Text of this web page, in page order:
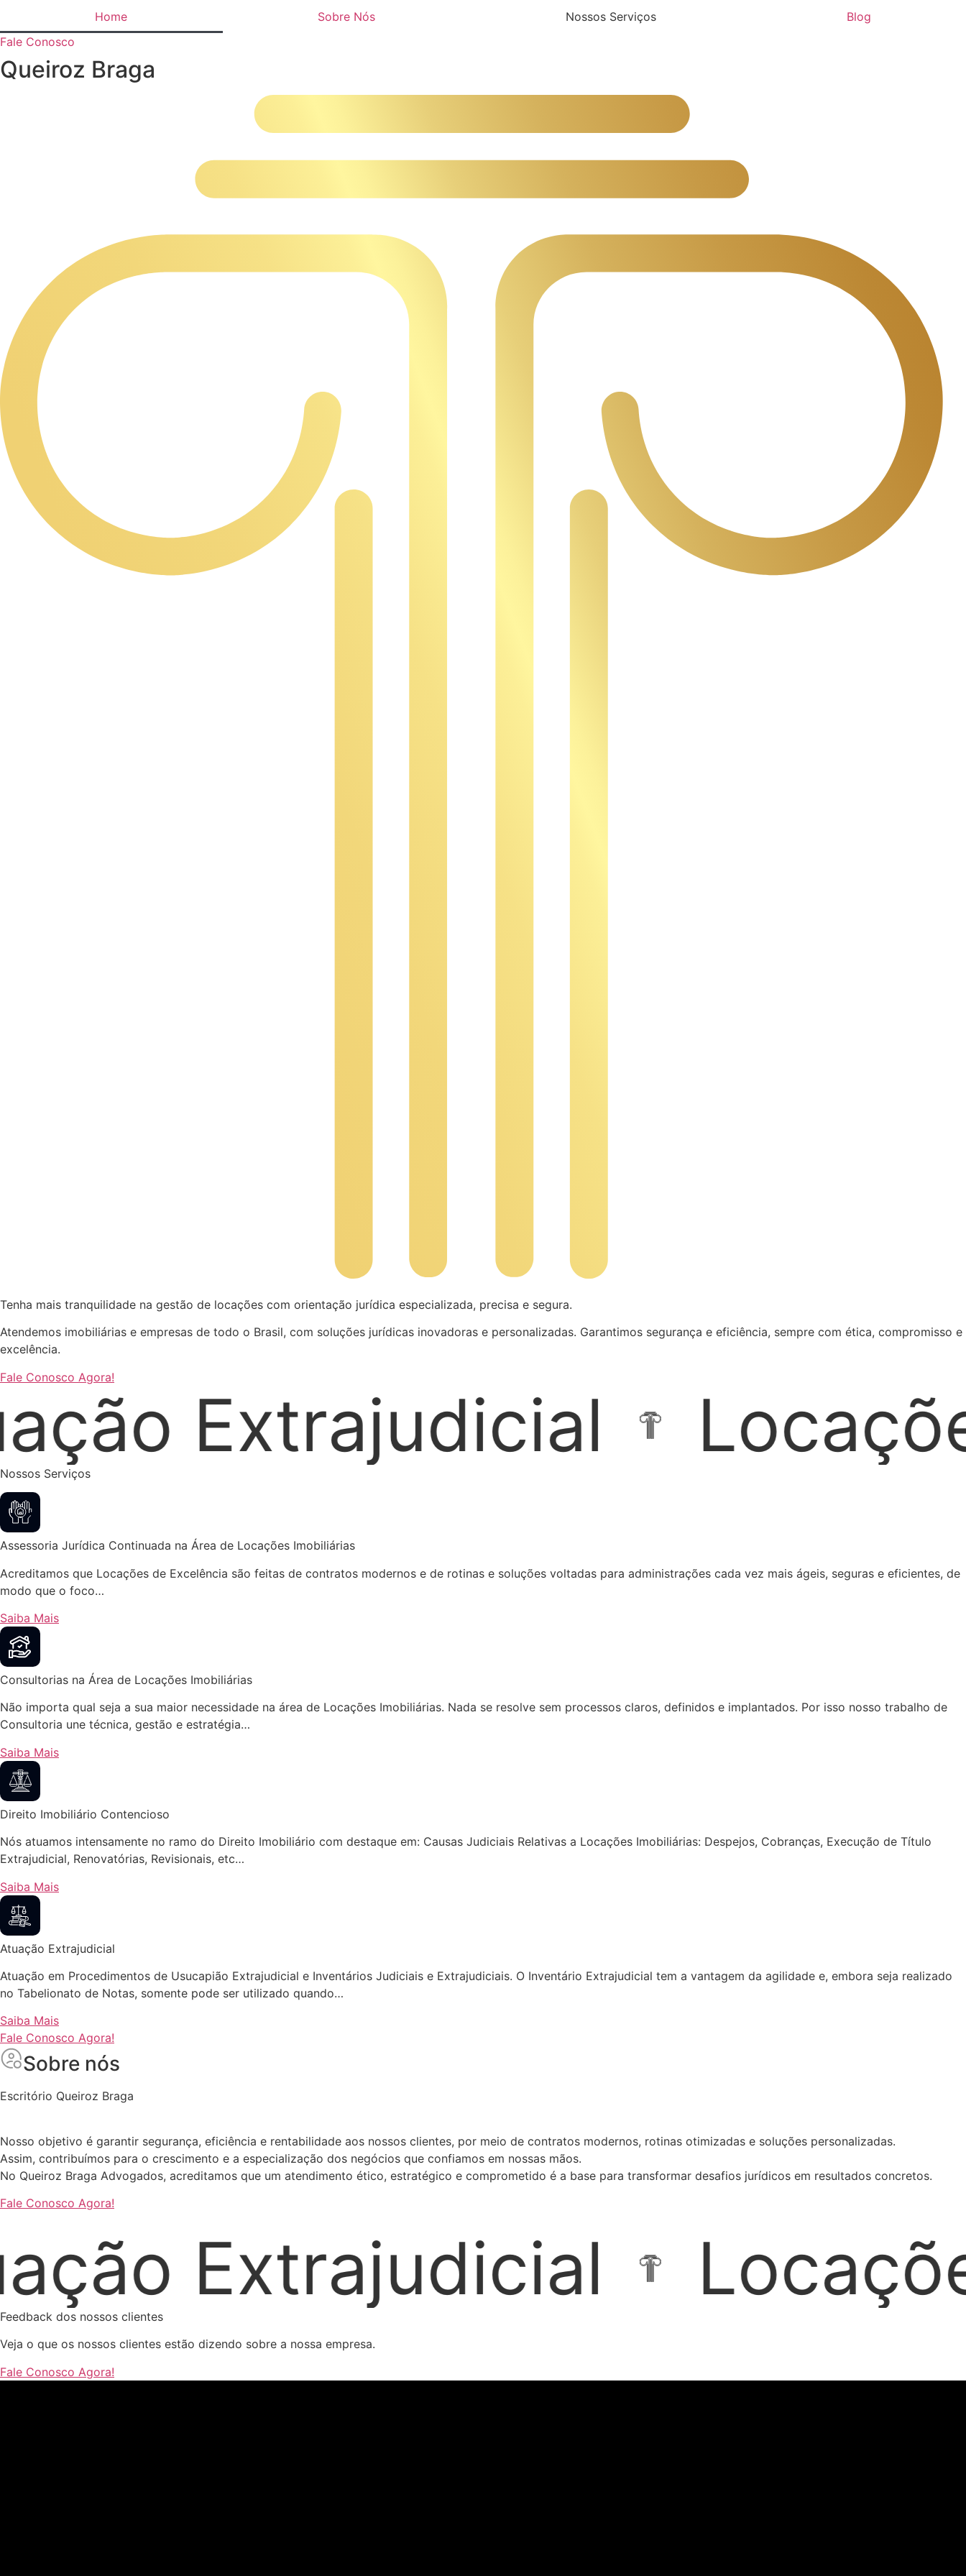
o
conteúdo
Home Sobre Nós Nossos Serviços
Blog
Fale Conosco
Queiroz Braga
Tenha mais tranquilidade na gestão de locações com orientação jurídica especializada, precisa e segura.
Atendemos imobiliárias e empresas de todo o Brasil, com soluções jurídicas inovadoras e personalizadas. Garantimos segurança e eficiência, sempre com ética, compromisso e
excelência.
Fale Conosco Agora!
Locações
Nossos Serviços
Assessoria Jurídica Continuada na Área de Locações Imobiliárias
Acreditamos que Locações de Excelência são feitas de contratos modernos e de rotinas e soluções voltadas para administrações cada vez mais ágeis, seguras e eficientes, de
modo que o foco…
Saiba Mais
Consultorias na Área de Locações Imobiliárias
Não importa qual seja a sua maior necessidade na área de Locações Imobiliárias. Nada se resolve sem processos claros, definidos e implantados. Por isso nosso trabalho de
Consultoria une técnica, gestão e estratégia…
Saiba Mais
Direito Imobiliário Contencioso
Nós atuamos intensamente no ramo do Direito Imobiliário com destaque em: Causas Judiciais Relativas a Locações Imobiliárias: Despejos, Cobranças, Execução de Título
Extrajudicial, Renovatórias, Revisionais, etc…
Saiba Mais
Atuação Extrajudicial
Atuação em Procedimentos de Usucapião Extrajudicial e Inventários Judiciais e Extrajudiciais. O Inventário Extrajudicial tem a vantagem da agilidade e, embora seja realizado
no Tabelionato de Notas, somente pode ser utilizado quando…
Saiba Mais
Fale Conosco Agora!
Sobre nós
Escritório Queiroz Braga
Nosso objetivo é garantir segurança, eficiência e rentabilidade aos nossos clientes, por meio de contratos modernos, rotinas otimizadas e soluções personalizadas.
Assim, contribuímos para o crescimento e a especialização dos negócios que confiamos em nossas mãos.
No Queiroz Braga Advogados, acreditamos que um atendimento ético, estratégico e comprometido é a base para transformar desafios jurídicos em resultados concretos.
Fale Conosco Agora!
Locações
Feedback dos nossos clientes
Veja o que os nossos clientes estão dizendo sobre a nossa empresa.
Fale Conosco Agora!